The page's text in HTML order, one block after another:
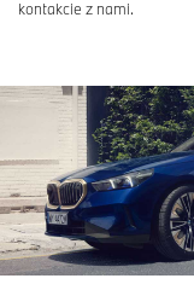
kontakcie z nami.